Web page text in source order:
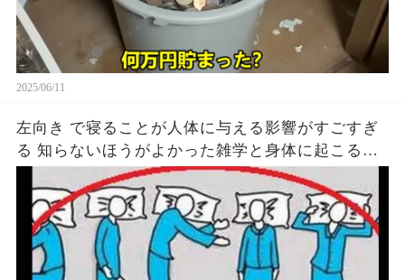
2025/06/11
左向き で寝ることが人体に与える影響がすごすぎ
る 知らないほうがよかった雑学と身体に起こる現
象がヤバい… 驚くべき 大人の 面白いけど知ると後
悔